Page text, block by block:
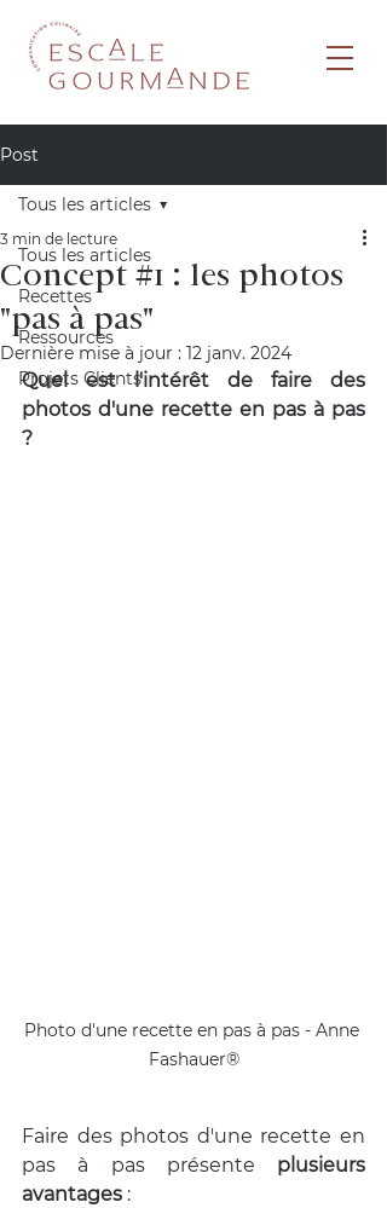
Post
Tous les articles
Recettes
Ressources
Projets Clients
Tous les articles
Concept #1 : les photos
"pas à pas"
3 min de lecture
Dernière mise à jour : 12 janv. 2024
Quel est l'intérêt de faire des
photos d'une recette en pas à pas
?
Photo d'une recette en pas à pas - Anne
Fashauer®
Faire des photos d'une recette en
pas à pas présente plusieurs
avantages :